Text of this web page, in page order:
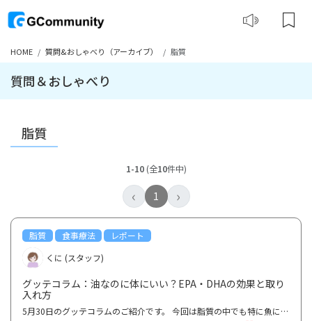
HOME 質問&おしゃべり（アーカイブ） 脂質
質問＆おしゃべり
脂質
1-10(全10件中)
‹ 1 ›
脂質 食事療法
レポート
くに (スタッフ)
グッテコラム：油なのに体にいい？EPA・DHAの効果と取り
入れ方
5月30日のグッテコラムのご紹介です。 今回は脂質の中でも特に魚に含まれるEPA・DHAについて取り上げま...